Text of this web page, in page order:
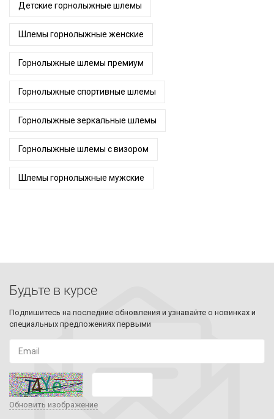
Детские горнолыжные шлемы
Шлемы горнолыжные женские
Горнолыжные шлемы премиум
Горнолыжные спортивные шлемы
Горнолыжные зеркальные шлемы
Горнолыжные шлемы с визором
Шлемы горнолыжные мужские
Будьте в курсе
Подпишитесь на последние обновления и узнавайте о новинках и
специальных предложениях первыми
Обновить изображение